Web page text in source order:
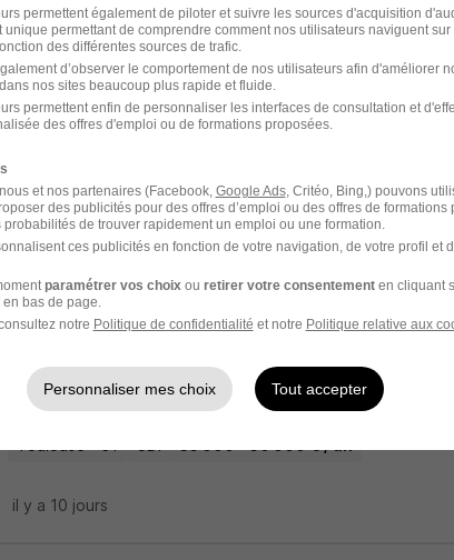
il y a 1 jour
Ingénieur - Administrateur Systèmes
Tisséo Voyageurs
Toulouse - 31 CDI 50 000 - 55 000 € / an
il y a 1 jour
Administrateur Systèmes et
H/F
Groupe Betem
il y a 10 jours
permettent également de piloter et suivre les sources d'acquisition
permettant de comprendre comment nos utilisateurs naviguent sur
des différentes sources de trafic.
d’observer le comportement de nos utilisateurs afin d'améliorer
nos sites beaucoup plus rapide et fluide.
permettent enfin de personnaliser les interfaces de consultation et
des offres d'emploi ou de formations proposées.
et nos partenaires (Facebook, Google Ads, Critéo, Bing,) pouvons
des publicités pour des offres d’emploi ou des offres de formations
probabilités de trouver rapidement un emploi ou une formation.
ces publicités en fonction de votre navigation, de votre profil et
paramétrer vos choix ou retirer votre consentementen cliquant
en bas de page.
notre Politique de confidentialité et notre Politique relative aux
Personnaliser mes choix Tout accepter